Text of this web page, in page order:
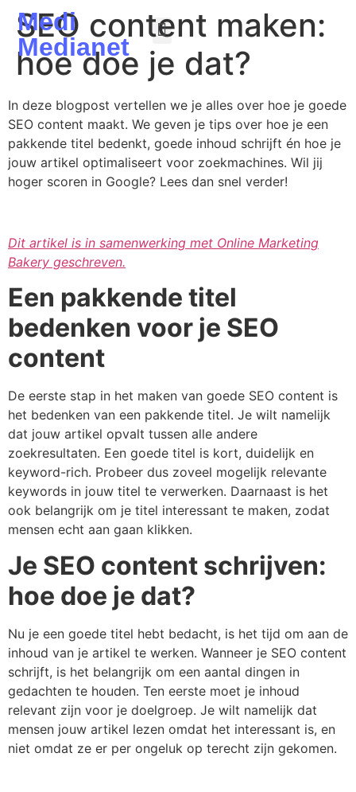
Medi
Medianet
SEO content maken:
hoe doe je dat?
In deze blogpost vertellen we je alles over hoe je goede
SEO content maakt. We geven je tips over hoe je een
pakkende titel bedenkt, goede inhoud schrijft én hoe je
jouw artikel optimaliseert voor zoekmachines. Wil jij
hoger scoren in Google? Lees dan snel verder!
Dit artikel is in samenwerking met Online Marketing
Bakery geschreven.
Een pakkende titel
bedenken voor je SEO
content
De eerste stap in het maken van goede SEO content is
het bedenken van een pakkende titel. Je wilt namelijk
dat jouw artikel opvalt tussen alle andere
zoekresultaten. Een goede titel is kort, duidelijk en
keyword-rich. Probeer dus zoveel mogelijk relevante
keywords in jouw titel te verwerken. Daarnaast is het
ook belangrijk om je titel interessant te maken, zodat
mensen echt aan gaan klikken.
Je SEO content schrijven:
hoe doe je dat?
Nu je een goede titel hebt bedacht, is het tijd om aan de
inhoud van je artikel te werken. Wanneer je SEO content
schrijft, is het belangrijk om een aantal dingen in
gedachten te houden. Ten eerste moet je inhoud
relevant zijn voor je doelgroep. Je wilt namelijk dat
mensen jouw artikel lezen omdat het interessant is, en
niet omdat ze er per ongeluk op terecht zijn gekomen.